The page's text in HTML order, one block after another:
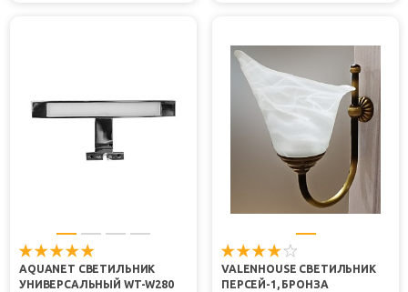
AQUANET СВЕТИЛЬНИК
УНИВЕРСАЛЬНЫЙ WT-W280
VALENHOUSE СВЕТИЛЬНИК
ПЕРСЕЙ-1, БРОНЗА